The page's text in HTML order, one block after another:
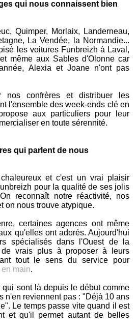
qui nous connaissent bien
Quimper, Morlaix, Landerneau,
La Vendée, la Normandie...
les voitures Funbreizh à Laval,
même aux Sables d'Olonne car
Alexia et Joane n'ont pas
nos confrères et distribuer les
l'ensemble des week-ends clé en
aux particuliers pour leur
en toute sérennité.
qui parlent de nous
et c'est un vrai plaisir
pour la qualité de ses jolis
reconnaît notre réactivité, nos
on nous trouve atypique.
certaines agences ont même
qu'elles ont adorés. Aujourd'hui
spécialisés dans l'Ouest de la
de vrais plus à proposer à leurs
tout le sens du service pour
main.
qui sont là depuis le début comme
n'en reviennent pas : "Déjà 10 ans
Le temps passe vite quand il est
et qu'il permet autant de belles